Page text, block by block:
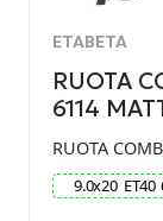
ETABETA
RUOTA
6114
RUOTA
9.0x20 ET40